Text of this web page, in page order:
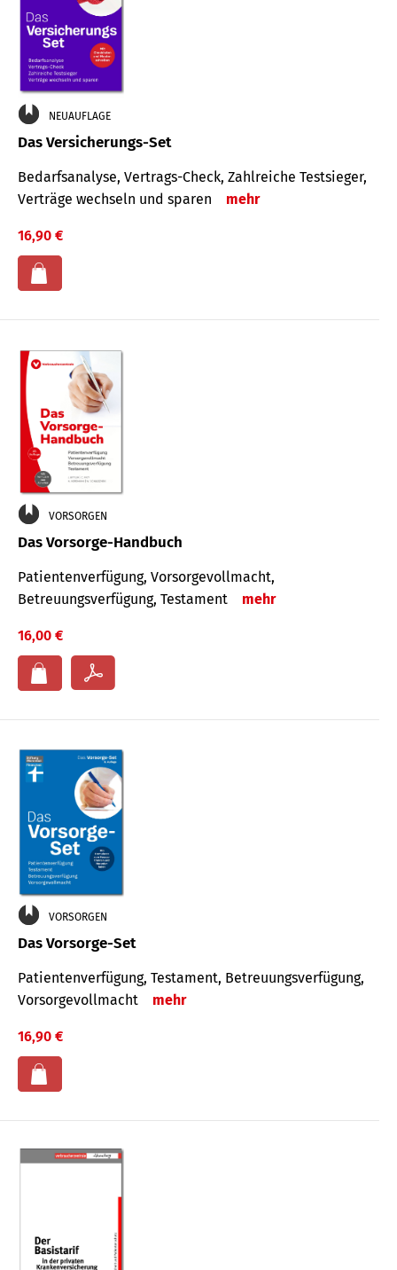
NEUAUFLAGE
Das Versicherungs-Set
Bedarfsanalyse, Vertrags-Check, Zahlreiche Testsieger,
Verträge wechseln und sparen
mehr
16,90 €
VORSORGEN
Das Vorsorge-Handbuch
Patientenverfügung, Vorsorgevollmacht,
Betreuungsverfügung, Testament
mehr
16,00 €
VORSORGEN
Das Vorsorge-Set
Patienten­ver­fügung, Testa­ment, Be­treuungs­verfü­gung,
Vor­sorge­voll­macht
mehr
16,90 €